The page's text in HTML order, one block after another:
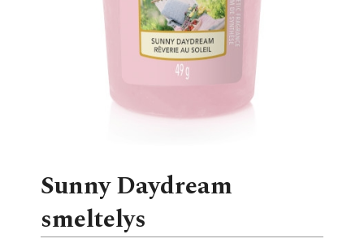
Sunny Daydream
smeltelys